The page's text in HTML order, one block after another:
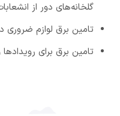
گلخانه‌های دور از
تامین برق لوازم ضروری
تامین برق برای